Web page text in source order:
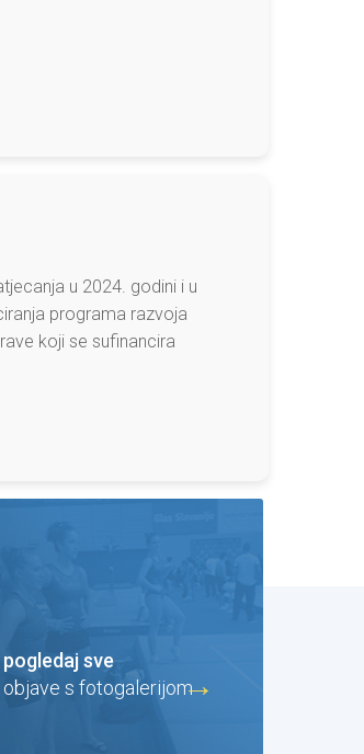
u 2024. godini i u
programa razvoja
koji se sufinancira
pogledaj sve
objave s fotogalerijom